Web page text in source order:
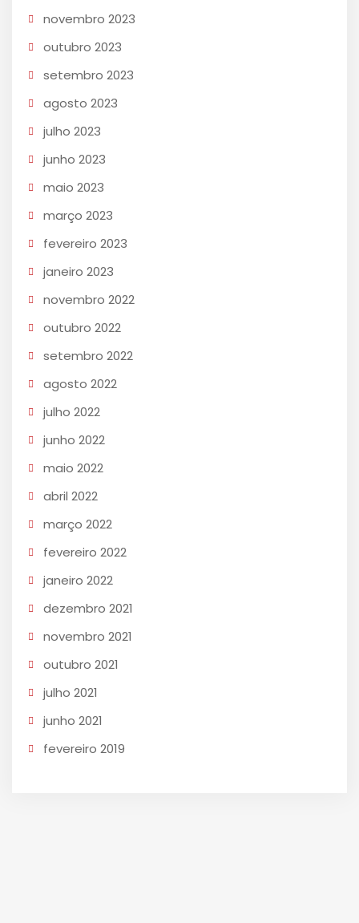
novembro 2023
outubro 2023
setembro 2023
agosto 2023
julho 2023
junho 2023
maio 2023
março 2023
fevereiro 2023
janeiro 2023
novembro 2022
outubro 2022
setembro 2022
agosto 2022
julho 2022
junho 2022
maio 2022
abril 2022
março 2022
fevereiro 2022
janeiro 2022
dezembro 2021
novembro 2021
outubro 2021
julho 2021
junho 2021
fevereiro 2019